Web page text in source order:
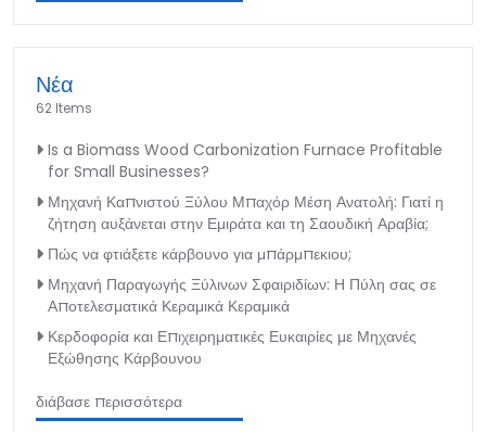
Νέα
62 Items
Is a Biomass Wood Carbonization Furnace Profitable
for Small Businesses?
Μηχανή Καπνιστού Ξύλου Μπαχόρ Μέση Ανατολή: Γιατί η
ζήτηση αυξάνεται στην Εμιράτα και τη Σαουδική Αραβία;
Πώς να φτιάξετε κάρβουνο για μπάρμπεκιου;
Μηχανή Παραγωγής Ξύλινων Σφαιριδίων: Η Πύλη σας σε
Αποτελεσματικά Κεραμικά Κεραμικά
Κερδοφορία και Επιχειρηματικές Ευκαιρίες με Μηχανές
Εξώθησης Κάρβουνου
διάβασε περισσότερα